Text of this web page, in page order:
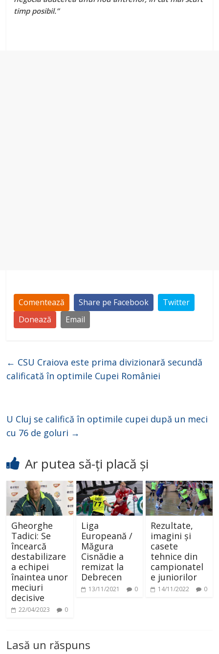
timp posibil.”
Comentează Share pe Facebook
Twitter
Donează
Email
← CSU Craiova este prima divizionară secundă
calificată în optimile Cupei României
U Cluj se califică în optimile cupei după un meci
cu 76 de goluri →
Ar putea să-ți placă și
Gheorghe
Tadici: Se
încearcă
destabilizare
a echipei
înaintea unor
meciuri
decisive
22/04/2023 0
Liga
Europeană /
Măgura
Cisnădie a
remizat la
Debrecen
13/11/2021 0
Rezultate,
imagini și
casete
tehnice din
campionatel
e juniorilor
14/11/2022 0
Lasă un răspuns